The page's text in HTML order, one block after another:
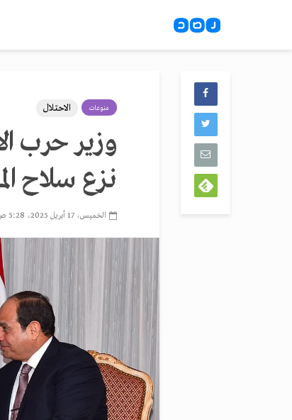
منوعات الاحتلال
وزير حرب
نزع سلاح
الخميس، 17 أبريل 2025، 5:28 ص